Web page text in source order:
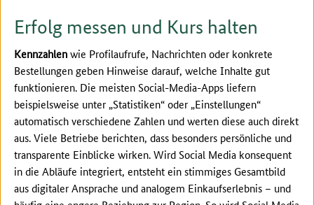
Erfolg messen und Kurs halten
Kennzahlenwie Profilaufrufe, Nachrichten oder konkrete
Bestellungen geben Hinweise darauf, welche Inhalte gut
funktionieren. Die meisten Social-Media-Apps liefern
beispielsweise unter „Statistiken“ oder „Einstellungen“
automatisch verschiedene Zahlen und werten diese auch direkt
aus. Viele Betriebe berichten, dass besonders persönliche und
transparente Einblicke wirken. Wird Social Media konsequent
in die Abläufe integriert, entsteht ein stimmiges Gesamtbild
aus digitaler Ansprache und analogem Einkaufserlebnis – und